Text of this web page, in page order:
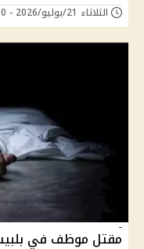
الثلاثاء 21/يوليو/2026 - 11:10 ص
مقتل موظف في